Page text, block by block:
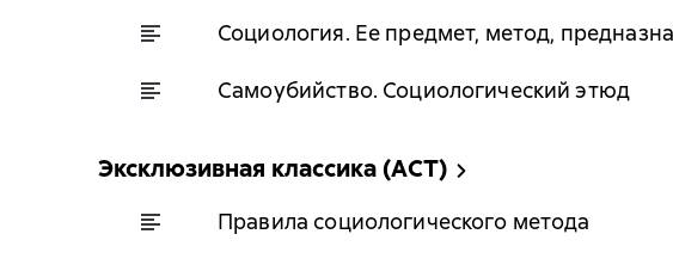
Социология. Ее предмет, метод,
Самоубийство. Социологический этюд
Эксклюзивная классика (АСТ)
Правила социологического метода